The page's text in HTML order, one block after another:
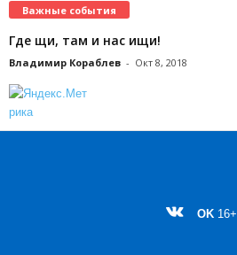
Важные события
Где щи, там и нас ищи!
Владимир Кораблев - Окт 8, 2018
OK 16+